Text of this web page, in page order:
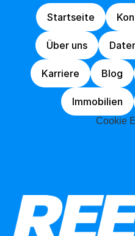
Startseite
Startseite
Über uns
Über uns
Karriere
Karriere
Blog
Blog
Immobilien
Immobilien
Cookie